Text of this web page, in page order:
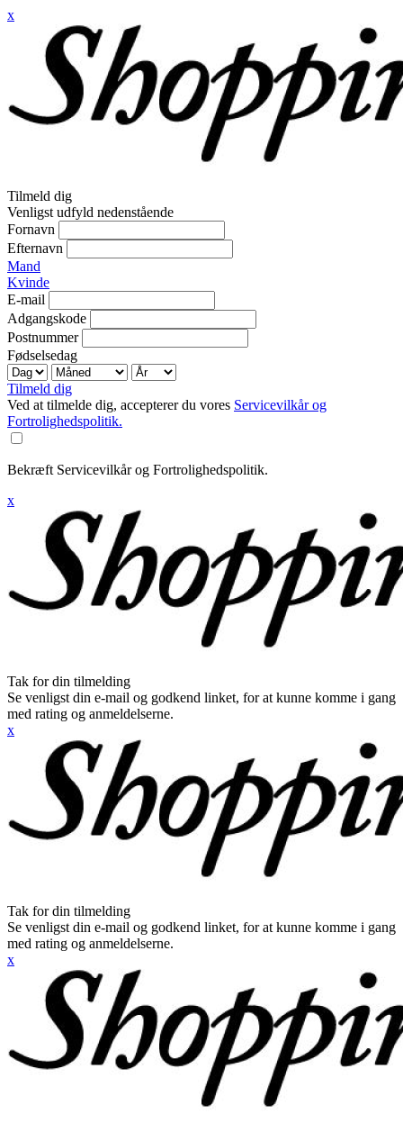
x
Tilmeld dig
Venligst udfyld nedenstående
Fornavn
Efternavn
Mand
Kvinde
E-mail
Adgangskode
Postnummer
Fødselsedag
Tilmeld dig
Ved at tilmelde dig, accepterer du vores Servicevilkår og
Fortrolighedspolitik.
Bekræft Servicevilkår og Fortrolighedspolitik.
x
Tak for din tilmelding
Se venligst din e-mail og godkend linket, for at kunne komme i gang
med rating og anmeldelserne.
x
Tak for din tilmelding
Se venligst din e-mail og godkend linket, for at kunne komme i gang
med rating og anmeldelserne.
x